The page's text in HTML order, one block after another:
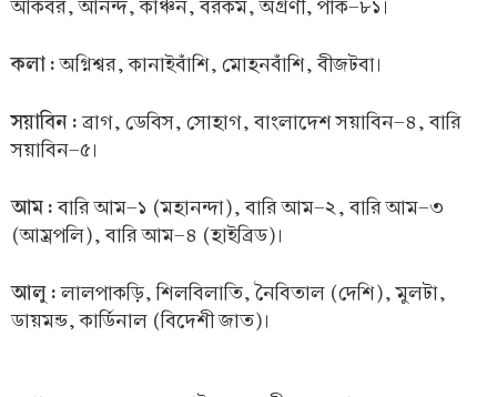
আকবর, আনন্দ, কাঞ্চন, বরকম, অগ্রণী, পাক-৮১।
কলা :অগ্নিশ্বর, কানাইবাঁশি, মোহনবাঁশি, বীজটবা।
সয়াবিন :ব্রাগ, ডেবিস, সোহাগ, বাংলাদেশ সয়াবিন-৪, বারি
সয়াবিন-৫।
আম :বারি আম-১ (মহানন্দা), বারি আম-২, বারি আম-৩
(আম্রপলি), বারি আম-৪ (হাইব্রিড)।
আলু :লালপাকড়ি, শিলবিলাতি, নৈবিতাল (দেশি), মুলটা,
ডায়মন্ড, কার্ডিনাল (বিদেশী জাত)।